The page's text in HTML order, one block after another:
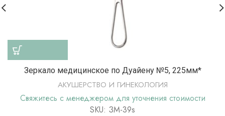
Зеркало медицинское по Дуайену №5, 225мм*
АКУШЕРСТВО И ГИНЕКОЛОГИЯ
Свяжитесь с менеджером для уточнения стоимости
SKU: ЗМ-39s